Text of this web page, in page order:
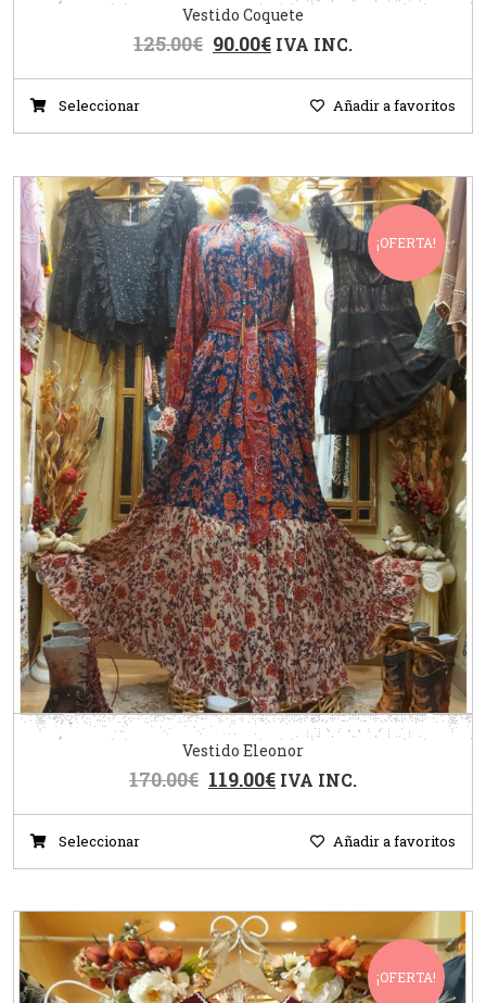
Vestido Coquete
125.00€ 90.00€ IVA INC.
Seleccionar Añadir a favoritos
¡OFERTA!
Vestido Eleonor
170.00€ 119.00€ IVA INC.
Seleccionar Añadir a favoritos
¡OFERTA!